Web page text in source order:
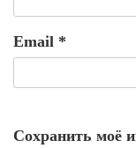
Email *
Сохранить моё